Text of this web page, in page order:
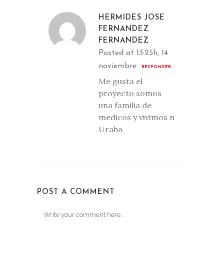
HERMIDES JOSE
FERNANDEZ
FERNANDEZ
Posted at 13:25h, 14
noviembre
RESPONDER
Me gusta el
proyecto somos
una familia de
medicos y vivimos n
Uraba
POST A COMMENT